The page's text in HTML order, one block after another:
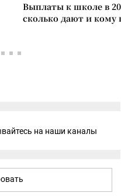
Выплаты к школе в
сколько дают и
на наши каналы